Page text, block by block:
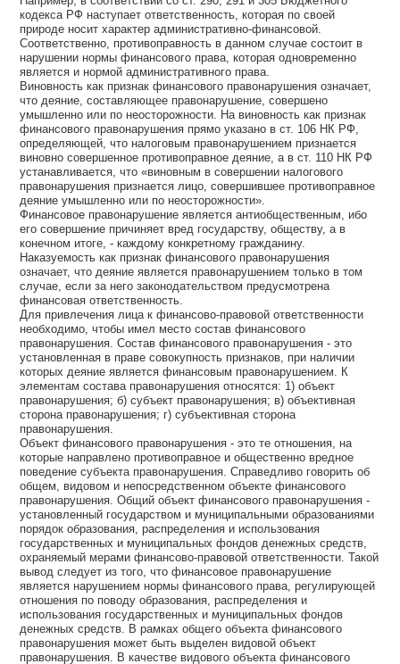
кодекса РФ наступает ответственность, которая по своей
природе носит характер административно-финансовой.
Соответственно, противоправность в данном случае состоит в
нарушении нормы финансового права, которая одновременно
является и нормой административного права.
Виновность как признак финансового правонарушения означает,
что деяние, составляющее правонарушение, совершено
умышленно или по неосторожности. На виновность как признак
финансового правонарушения прямо указано в ст. 106 НК РФ,
определяющей, что налоговым правонарушением признается
виновно совершенное противоправное деяние, а в ст. 110 НК РФ
устанавливается, что «виновным в совершении налогового
правонарушения признается лицо, совершившее противоправное
деяние умышленно или по неосторожности».
Финансовое правонарушение является антиобщественным, ибо
его совершение причиняет вред государству, обществу, а в
конечном итоге, - каждому конкретному гражданину.
Наказуемость как признак финансового правонарушения
означает, что деяние является правонарушением только в том
случае, если за него законодательством предусмотрена
финансовая ответственность.
Для привлечения лица к финансово-правовой ответственности
необходимо, чтобы имел место состав финансового
правонарушения. Состав финансового правонарушения - это
установленная в праве совокупность признаков, при наличии
которых деяние является финансовым правонарушением. К
элементам состава правонарушения относятся: 1) объект
правонарушения; б) субъект правонарушения; в) объективная
сторона правонарушения; г) субъективная сторона
правонарушения.
Объект финансового правонарушения - это те отношения, на
которые направлено противоправное и общественно вредное
поведение субъекта правонарушения. Справедливо говорить об
общем, видовом и непосредственном объекте финансового
правонарушения. Общий объект финансового правонарушения -
установленный государством и муниципальными образованиями
порядок образования, распределения и использования
государственных и муниципальных фондов денежных средств,
охраняемый мерами финансово-правовой ответственности. Такой
вывод следует из того, что финансовое правонарушение
является нарушением нормы финансового права, регулирующей
отношения по поводу образования, распределения и
использования государственных и муниципальных фондов
денежных средств. В рамках общего объекта финансового
правонарушения может быть выделен видовой объект
правонарушения. В качестве видового объекта финансового